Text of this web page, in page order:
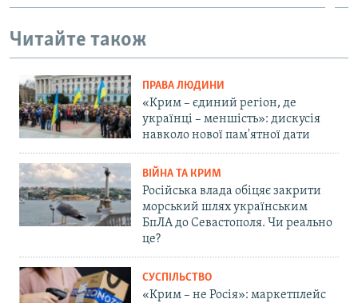
Читайте також
ПРАВА ЛЮДИНИ
«Крим – єдиний регіон, де
українці – меншість»: дискусія
навколо нової пам'ятної дати
ВІЙНА ТА КРИМ
Російська влада обіцяє закрити
морський шлях українським
БпЛА до Севастополя. Чи реально
це?
СУСПІЛЬСТВО
«Крим – не Росія»: маркетплейс